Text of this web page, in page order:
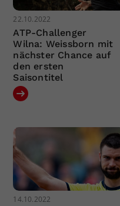
22.10.2022
ATP-Challenger
Wilna: Weissborn mit
nächster Chance auf
den ersten
Saisontitel
14.10.2022